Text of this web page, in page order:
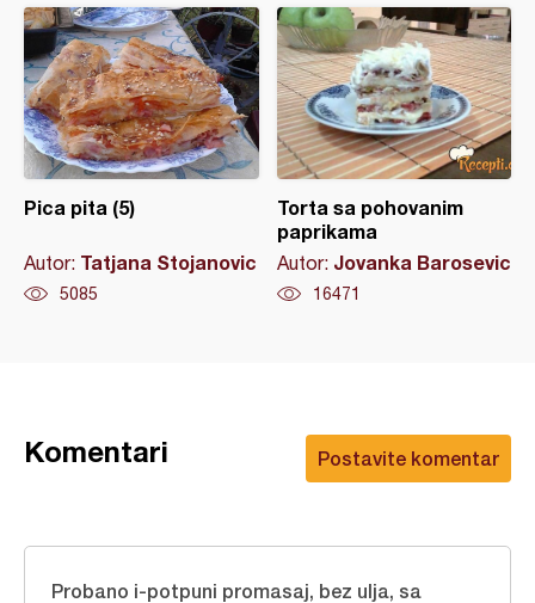
Pica pita (5)
Autor: Tatjana Stojanovic
5085
Torta sa pohovanim
paprikama
Autor: Jovanka Barosevic
16471
Postavite komentar
Komentari
Probano i-potpuni promasaj, bez ulja, sa